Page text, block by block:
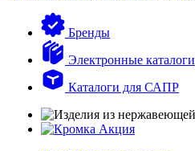
Бренды
Электронные каталоги
Каталоги для САПР